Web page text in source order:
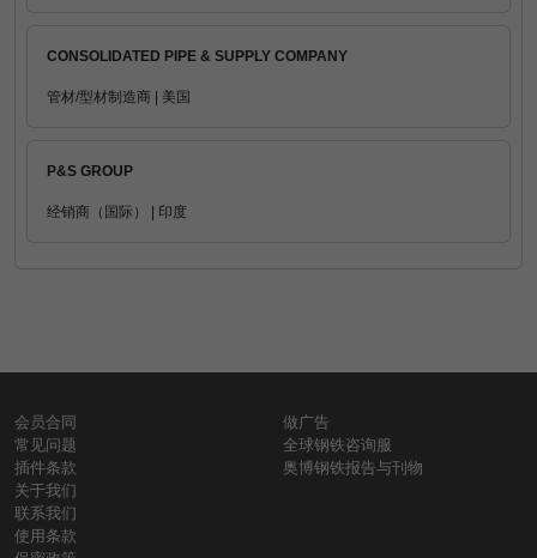
CONSOLIDATED PIPE & SUPPLY COMPANY
管材/型材制造商 | 美国
P&S GROUP
经销商（国际） | 印度
会员合同
常见问题
插件条款
关于我们
联系我们
使用条款
做广告
全球钢铁咨询服
奥博钢铁报告与刊物